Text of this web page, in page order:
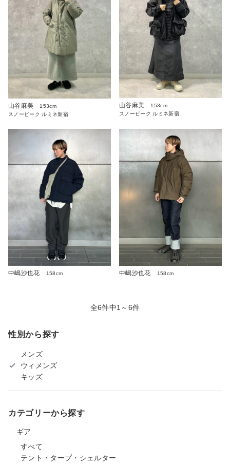
山谷麻美
153cm
スノーピーク ルミネ新宿
山谷麻美
153cm
スノーピーク ルミネ新宿
中嶋沙也花 158cm 中嶋沙也花 158cm
全6件中1～6件
性別から探す
メンズ
ウィメンズ
キッズ
カテゴリーから探す
ギア
すべて
テント・タープ・シェルター